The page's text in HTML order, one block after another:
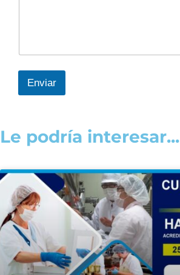
Enviar
Le podría interesar...